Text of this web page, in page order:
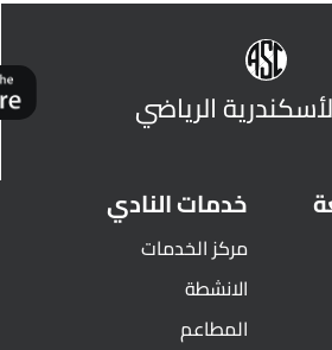
الرياضي
خدمات النادي
مركز الخدمات
الانشطة
المطاعم